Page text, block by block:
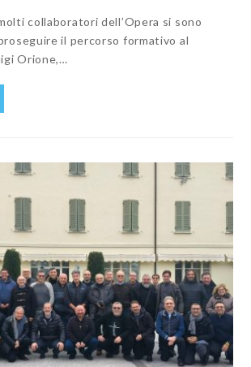
collaboratori dell’Opera si sono
il percorso formativo al
Orione,…